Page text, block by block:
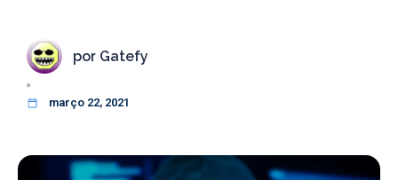
por Gatefy
março 22, 2021